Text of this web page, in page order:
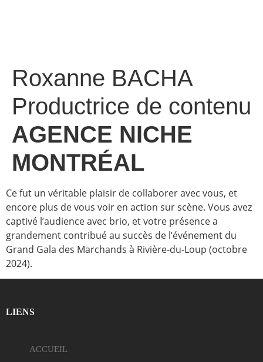
Roxanne BACHA
Productrice de contenu
AGENCE NICHE
MONTRÉAL
Ce fut un véritable plaisir de collaborer avec vous, et
encore plus de vous voir en action sur scène. Vous avez
captivé l’audience avec brio, et votre présence a
grandement contribué au succès de l’événement du
Grand Gala des Marchands à Rivière-du-Loup (octobre
2024).
LIENS
ACCUEIL